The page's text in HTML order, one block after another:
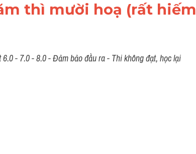
thì mười hoạ (rất hiếm
- 7.0 - 8.0 - Đảm bảo đầu ra - Thi không đạt, học lại